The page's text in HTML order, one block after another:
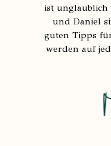
ist
und Daniel
guten Tipps
werden auf